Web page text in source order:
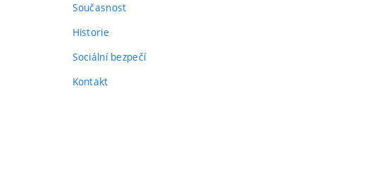
Současnost
Historie
Sociální bezpečí
Kontakt